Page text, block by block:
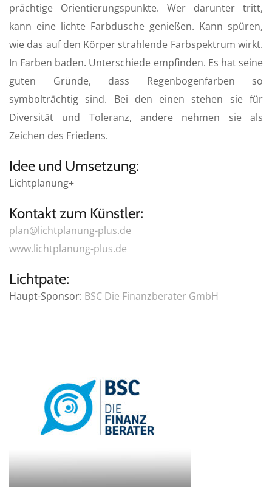
n
g
s
prächtige Orientierungspunkte. Wer darunter tritt,
kann eine lichte Farbdusche genießen. Kann spüren,
wie das auf den Körper strahlende Farbspektrum wirkt.
In Farben baden. Unterschiede empfinden. Es hat seine
guten Gründe, dass Regenbogenfarben so
symbolträchtig sind. Bei den einen stehen sie für
Diversität und Toleranz, andere nehmen sie als
Zeichen des Friedens.
Idee und Umsetzung:
Lichtplanung+
Kontakt zum Künstler:
plan@lichtplanung-plus.de
www.lichtplanung-plus.de
Lichtpate:
Haupt-Sponsor: BSC Die Finanzberater GmbH